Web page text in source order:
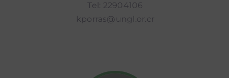
Tel: 22904106
kporras@ungl.or.cr